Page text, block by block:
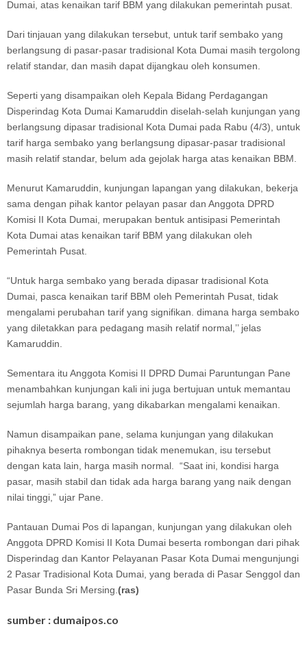
Dumai, atas kenaikan tarif BBM yang dilakukan pemerintah pusat.
Dari tinjauan yang dilakukan tersebut, untuk tarif sembako yang
berlangsung di pasar-pasar tradisional Kota Dumai masih tergolong
relatif standar, dan masih dapat dijangkau oleh konsumen.
Seperti yang disampaikan oleh Kepala Bidang Perdagangan
Disperindag Kota Dumai Kamaruddin diselah-selah kunjungan yang
berlangsung dipasar tradisional Kota Dumai pada Rabu (4/3), untuk
tarif harga sembako yang berlangsung dipasar-pasar tradisional
masih relatif standar, belum ada gejolak harga atas kenaikan BBM.
Menurut Kamaruddin, kunjungan lapangan yang dilakukan, bekerja
sama dengan pihak kantor pelayan pasar dan Anggota DPRD
Komisi II Kota Dumai, merupakan bentuk antisipasi Pemerintah
Kota Dumai atas kenaikan tarif BBM yang dilakukan oleh
Pemerintah Pusat.
“Untuk harga sembako yang berada dipasar tradisional Kota
Dumai, pasca kenaikan tarif BBM oleh Pemerintah Pusat, tidak
mengalami perubahan tarif yang signifikan. dimana harga sembako
yang diletakkan para pedagang masih relatif normal,’’ jelas
Kamaruddin.
Sementara itu Anggota Komisi II DPRD Dumai Paruntungan Pane
menambahkan kunjungan kali ini juga bertujuan untuk memantau
sejumlah harga barang, yang dikabarkan mengalami kenaikan.
Namun disampaikan pane, selama kunjungan yang dilakukan
pihaknya beserta rombongan tidak menemukan, isu tersebut
dengan kata lain, harga masih normal. “Saat ini, kondisi harga
pasar, masih stabil dan tidak ada harga barang yang naik dengan
nilai tinggi,” ujar Pane.
Pantauan Dumai Pos di lapangan, kunjungan yang dilakukan oleh
Anggota DPRD Komisi II Kota Dumai beserta rombongan dari pihak
Disperindag dan Kantor Pelayanan Pasar Kota Dumai mengunjungi
2 Pasar Tradisional Kota Dumai, yang berada di Pasar Senggol dan
Pasar Bunda Sri Mersing.(ras)
sumber : dumaipos.co